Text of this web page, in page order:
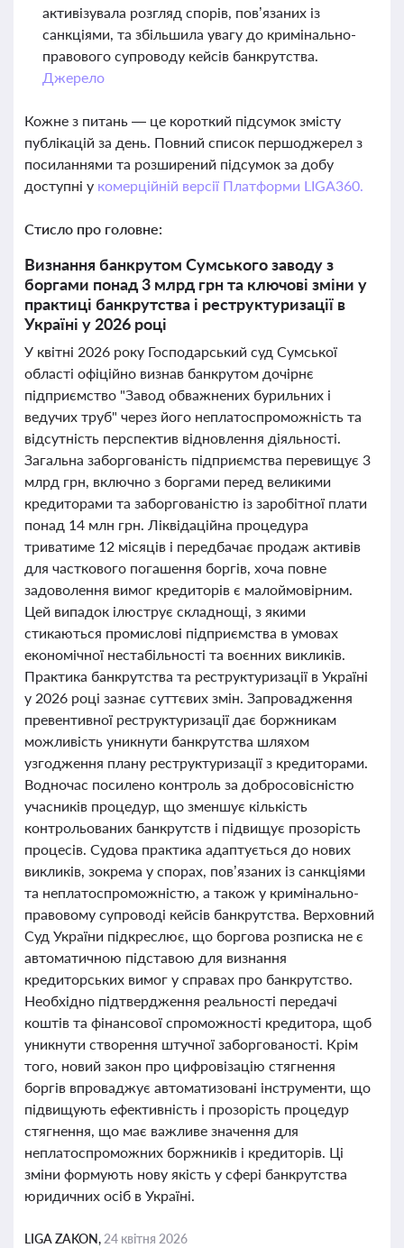
активізувала розгляд спорів, пов’язаних із
санкціями, та збільшила увагу до кримінально-
правового супроводу кейсів банкрутства.
Джерело
Кожне з питань — це короткий підсумок змісту
публікацій за день. Повний список першоджерел з
посиланнями та розширений підсумок за добу
доступні у комерційній версії Платформи LIGA360.
Стисло про головне:
Визнання банкрутом Сумського заводу з
боргами понад 3 млрд грн та ключові зміни у
практиці банкрутства і реструктуризації в
Україні у 2026 році
У квітні 2026 року Господарський суд Сумської
області офіційно визнав банкрутом дочірнє
підприємство "Завод обважнених бурильних і
ведучих труб" через його неплатоспроможність та
відсутність перспектив відновлення діяльності.
Загальна заборгованість підприємства перевищує 3
млрд грн, включно з боргами перед великими
кредиторами та заборгованістю із заробітної плати
понад 14 млн грн. Ліквідаційна процедура
триватиме 12 місяців і передбачає продаж активів
для часткового погашення боргів, хоча повне
задоволення вимог кредиторів є малоймовірним.
Цей випадок ілюструє складнощі, з якими
стикаються промислові підприємства в умовах
економічної нестабільності та воєнних викликів.
Практика банкрутства та реструктуризації в Україні
у 2026 році зазнає суттєвих змін. Запровадження
превентивної реструктуризації дає боржникам
можливість уникнути банкрутства шляхом
узгодження плану реструктуризації з кредиторами.
Водночас посилено контроль за добросовісністю
учасників процедур, що зменшує кількість
контрольованих банкрутств і підвищує прозорість
процесів. Судова практика адаптується до нових
викликів, зокрема у спорах, пов’язаних із санкціями
та неплатоспроможністю, а також у кримінально-
правовому супроводі кейсів банкрутства. Верховний
Суд України підкреслює, що боргова розписка не є
автоматичною підставою для визнання
кредиторських вимог у справах про банкрутство.
Необхідно підтвердження реальності передачі
коштів та фінансової спроможності кредитора, щоб
уникнути створення штучної заборгованості. Крім
того, новий закон про цифровізацію стягнення
боргів впроваджує автоматизовані інструменти, що
підвищують ефективність і прозорість процедур
стягнення, що має важливе значення для
неплатоспроможних боржників і кредиторів. Ці
зміни формують нову якість у сфері банкрутства
юридичних осіб в Україні.
LIGA ZAKON, 24 квітня 2026